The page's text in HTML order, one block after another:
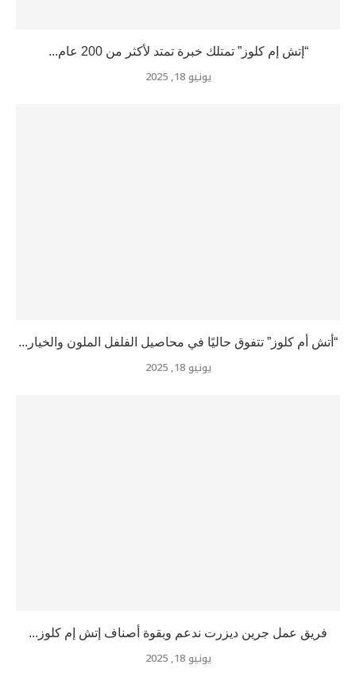
“إتش إم كلوز” تمتلك خبرة تمتد لأكثر من 200 عام...
يونيو 18, 2025
“أتش أم كلوز” تتفوق حاليًا في محاصيل الفلفل الملون والخيار...
يونيو 18, 2025
فريق عمل جرين ديزرت ندعم وبقوة أصناف إتش إم كلوز...
يونيو 18, 2025